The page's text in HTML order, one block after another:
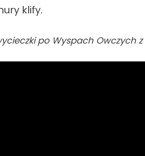
klify.
poWyspach Owczych